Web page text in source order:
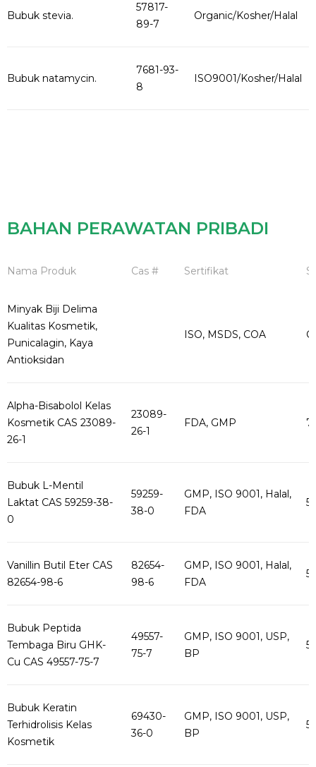
Bubuk stevia.
57817-
89-7
Organic/Kosher/Halal
Bubuk natamycin.
7681-93-
8
ISO9001/Kosher/Halal
BAHAN PERAWATAN PRIBADI
Nama Produk Cas # Sertifikat
Minyak Biji Delima
Kualitas Kosmetik,
Punicalagin, Kaya
Antioksidan
ISO, MSDS, COA
Alpha-Bisabolol Kelas
Kosmetik CAS 23089-
26-1
23089-
26-1
FDA, GMP
Bubuk L-Mentil
Laktat CAS 59259-38-
0
59259-
38-0
GMP, ISO 9001, Halal,
FDA
Vanillin Butil Eter CAS
82654-98-6
82654-
98-6
GMP, ISO 9001, Halal,
FDA
Bubuk Peptida
Tembaga Biru GHK-
Cu CAS 49557-75-7
49557-
75-7
GMP, ISO 9001, USP,
BP
Bubuk Keratin
Terhidrolisis Kelas
Kosmetik
69430-
36-0
GMP, ISO 9001, USP,
BP